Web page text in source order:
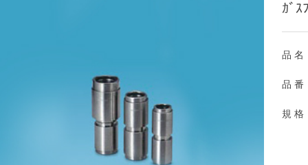
ｶﾞｽ
品 名
品 番
規 格